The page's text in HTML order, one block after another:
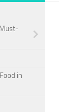
in